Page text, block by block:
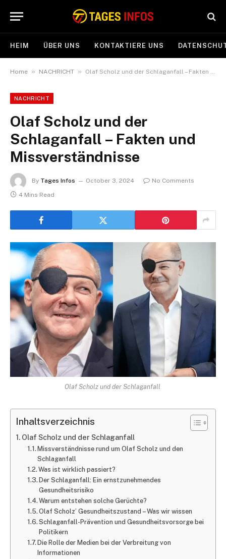
HEIM ÜBER UNS KONTAKTIERE UNS
Home » NACHRICHT » Olaf Scholz und der Schlaganfall – Fakten und Missverständnisse
NACHRICHT
Olaf Scholz und der
Schlaganfall – Fakten und
Missverständnisse
By Tages Infos October 3, 2024
No Comments
4 Mins Read
Olaf Scholz und der Schlaganfall
Inhaltsverzeichnis
Olaf Scholz und der Schlaganfall
Missverständnisse rund um Olaf Scholz und den
Schlaganfall
Was ist wirklich passiert?
Der Schlaganfall: Ein ernstzunehmendes
Gesundheitsrisiko
Warum entstehen solche Gerüchte?
Olaf Scholz’ Gesundheitszustand – Was wir wissen
Schlaganfall-Prävention und Gesundheitsvorsorge bei
Politikern
Die Rolle der Medien bei der Verbreitung von
Informationen